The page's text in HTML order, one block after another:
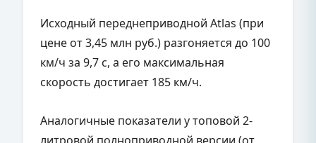
Исходный переднеприводной Atlas (при
цене от 3,45 млн руб.) разгоняется до 100
км/ч за 9,7 с, а его максимальная
скорость достигает 185 км/ч.
Аналогичные показатели у топовой 2-